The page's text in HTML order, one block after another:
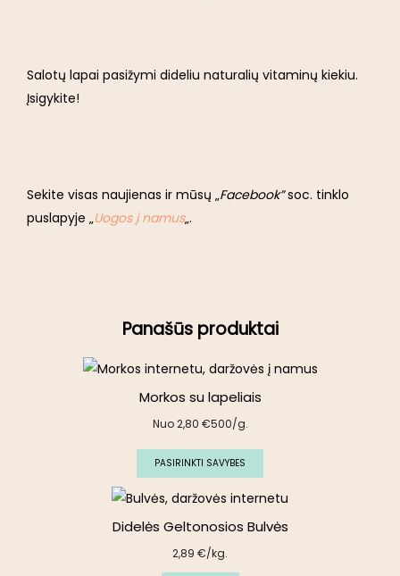
Salotų lapai pasižymi dideliu naturalių vitaminų kiekiu.
Įsigykite!
Sekite visas naujienas ir mūsų „Facebook”soc. tinklo
puslapyje „Uogos į namus„.
Panašūs produktai
Morkos su lapeliais
Nuo2,80 €500/g.
PASIRINKTI SAVYBES
Didelės Geltonosios Bulvės
2,89 €/kg.